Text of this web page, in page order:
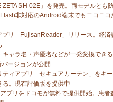
SH-02E」を発売。両モデルとも
非対応のAndroid端末でもニコニコ
リ「FujisanReader」リリース。経
ャラ名・声優名などが一発変換でき
ージョンが公開
ィアプリ「セキュアカーテン」をキ
。現在評価版を提供中
プリをドコモが無料で提供開始。患